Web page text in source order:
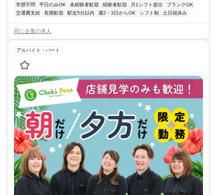
学歴不問
平日のみOK 未経験者歓迎 経験者歓迎 月1シフト提出
ブランクOK
交通費支給
長期歓迎 駅近5分以内 週2・3日からOK シフト制 土日祝休み
同じ企業の求人
アルバイト・パート